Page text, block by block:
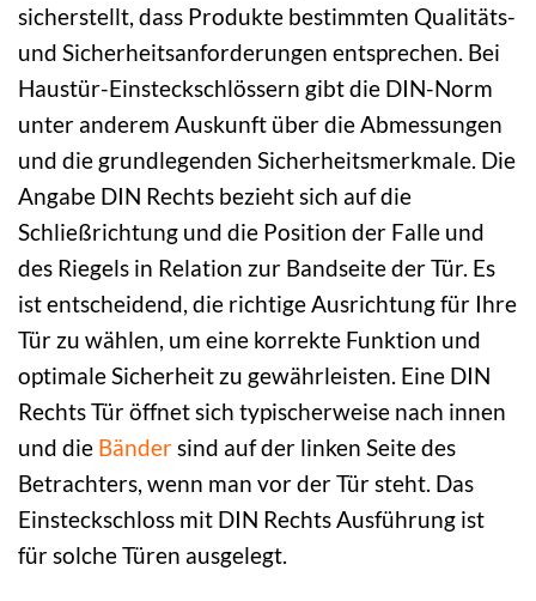
sicherstellt, dass Produkte bestimmten Qualitäts-
und Sicherheitsanforderungen entsprechen. Bei
Haustür-Einsteckschlössern gibt die DIN-Norm
unter anderem Auskunft über die Abmessungen
und die grundlegenden Sicherheitsmerkmale. Die
Angabe DIN Rechts bezieht sich auf die
Schließrichtung und die Position der Falle und
des Riegels in Relation zur Bandseite der Tür. Es
ist entscheidend, die richtige Ausrichtung für Ihre
Tür zu wählen, um eine korrekte Funktion und
optimale Sicherheit zu gewährleisten. Eine DIN
Rechts Tür öffnet sich typischerweise nach innen
und die Bändersind auf der linken Seite des
Betrachters, wenn man vor der Tür steht. Das
Einsteckschloss mit DIN Rechts Ausführung ist
für solche Türen ausgelegt.